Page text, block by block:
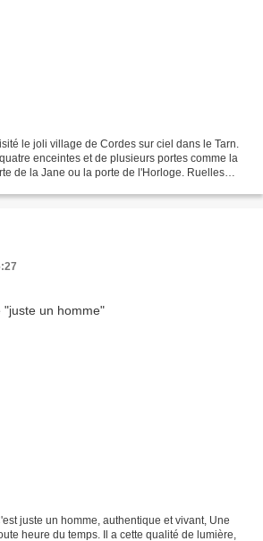
le joli village de Cordes sur ciel dans le Tarn.
enceintes et de plusieurs portes comme la
de la Jane ou la porte de l'Horloge. Ruelles
juste un homme, authentique et vivant, Une
heure du temps. Il a cette qualité de lumière,